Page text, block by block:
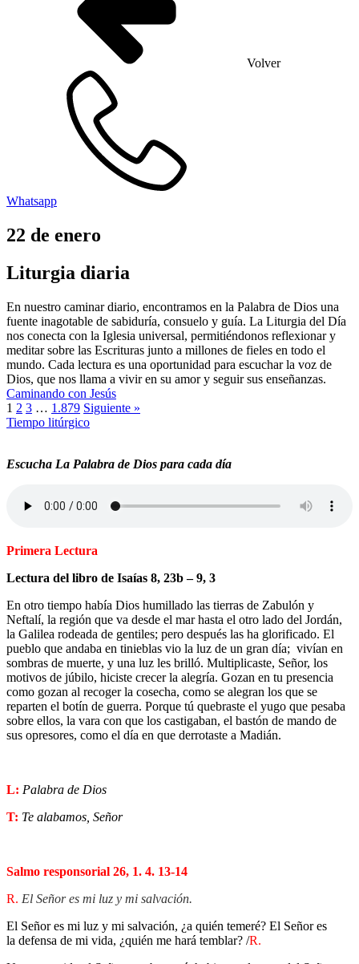
Volver
Whatsapp
22 de enero
Liturgia diaria
En nuestro caminar diario, encontramos en la Palabra de Dios una
fuente inagotable de sabiduría, consuelo y guía. La Liturgia del Día
nos conecta con la Iglesia universal, permitiéndonos reflexionar y
meditar sobre las Escrituras junto a millones de fieles en todo el
mundo. Cada lectura es una oportunidad para escuchar la voz de
Dios, que nos llama a vivir en su amor y seguir sus enseñanzas.
Caminando con Jesús
1 2 3 … 1.879 Siguiente »
Tiempo litúrgico
Escucha La Palabra de Dios para cada día
Primera Lectura
Lectura del libro de Isaías 8, 23b – 9, 3
En otro tiempo había Dios humillado las tierras de Zabulón y
Neftalí, la región que va desde el mar hasta el otro lado del Jordán,
la Galilea rodeada de gentiles; pero después las ha glorificado. El
pueblo que andaba en tinieblas vio la luz de un gran día; vivían en
sombras de muerte, y una luz les brilló. Multiplicaste, Señor, los
motivos de júbilo, hiciste crecer la alegría. Gozan en tu presencia
como gozan al recoger la cosecha, como se alegran los que se
reparten el botín de guerra. Porque tú quebraste el yugo que pesaba
sobre ellos, la vara con que los castigaban, el bastón de mando de
sus opresores, como el día en que derrotaste a Madián.
L: Palabra de Dios
T: Te alabamos, Señor
Salmo responsorial 26, 1. 4. 13-14
R. El Señor es mi luz y mi salvación.
El Señor es mi luz y mi salvación, ¿a quién temeré? El Señor es
la defensa de mi vida, ¿quién me hará temblar? /R.